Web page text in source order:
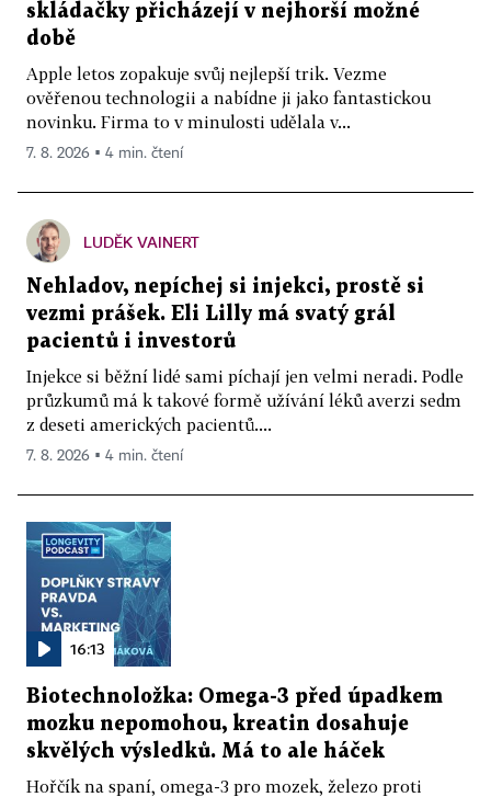
skládačky přicházejí v nejhorší možné
době
Apple letos zopakuje svůj nejlepší trik. Vezme
ověřenou technologii a nabídne ji jako fantastickou
novinku. Firma to v minulosti udělala v...
7. 8. 2026 ▪ 4 min. čtení
LUDĚK VAINERT
Nehladov, nepíchej si injekci, prostě si
vezmi prášek. Eli Lilly má svatý grál
pacientů i investorů
Injekce si běžní lidé sami píchají jen velmi neradi. Podle
průzkumů má k takové formě užívání léků averzi sedm
z deseti amerických pacientů....
7. 8. 2026 ▪ 4 min. čtení
16:13
Biotechnoložka: Omega-3 před úpadkem
mozku nepomohou, kreatin dosahuje
skvělých výsledků. Má to ale háček
Hořčík na spaní, omega-3 pro mozek, železo proti